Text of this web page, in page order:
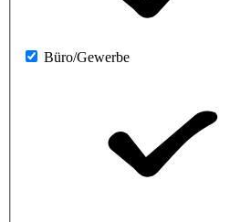
Büro/Gewerbe